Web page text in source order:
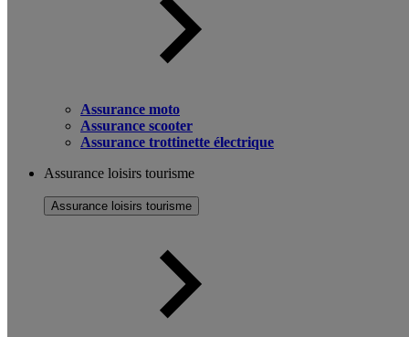
Assurance moto
Assurance scooter
Assurance trottinette électrique
Assurance loisirs tourisme
Assurance loisirs tourisme